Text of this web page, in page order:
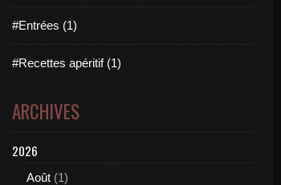
#Entrées (1)
#Recettes apéritif (1)
ARCHIVES
2026
Août (1)